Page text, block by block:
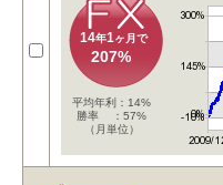
14年1ヶ月で
207%
平均年利：14%
勝率 ：57%
（月単位）